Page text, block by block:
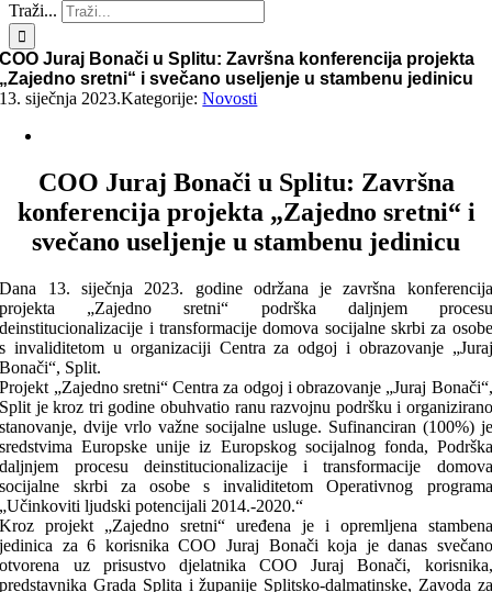
Traži...
COO Juraj Bonači u Splitu: Završna konferencija projekta
„Zajedno sretni“ i svečano useljenje u stambenu jedinicu
13. siječnja 2023.Kategorije:Novosti
COO Juraj Bonači u Splitu: Završna
konferencija projekta „Zajedno sretni“ i
svečano useljenje u stambenu jedinicu
Dana 13. siječnja 2023. godine održana je završna konferencija
projekta „Zajedno sretni“ podrška daljnjem procesu
deinstitucionalizacije i transformacije domova socijalne skrbi za osobe
s invaliditetom u organizaciji Centra za odgoj i obrazovanje „Juraj
Bonači“, Split.
Projekt „Zajedno sretni“ Centra za odgoj i obrazovanje „Juraj Bonači“,
Split je kroz tri godine obuhvatio ranu razvojnu podršku i organizirano
stanovanje, dvije vrlo važne socijalne usluge. Sufinanciran (100%) je
sredstvima Europske unije iz Europskog socijalnog fonda, Podrška
daljnjem procesu deinstitucionalizacije i transformacije domova
socijalne skrbi za osobe s invaliditetom Operativnog programa
„Učinkoviti ljudski potencijali 2014.-2020.“
Kroz projekt „Zajedno sretni“ uređena je i opremljena stambena
jedinica za 6 korisnika COO Juraj Bonači koja je danas svečano
otvorena uz prisustvo djelatnika COO Juraj Bonači, korisnika,
predstavnika Grada Splita i županije Splitsko-dalmatinske, Zavoda za